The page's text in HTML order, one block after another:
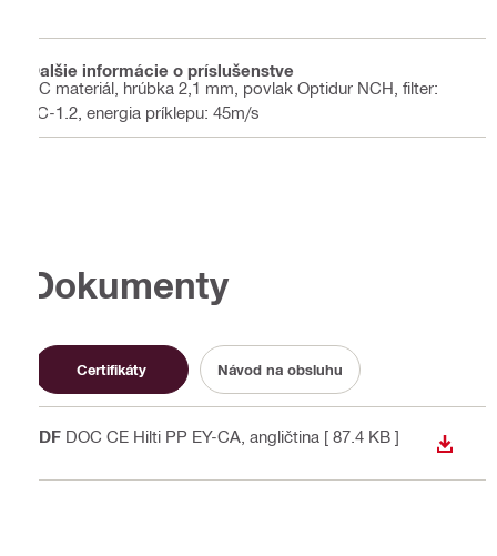
Ďalšie informácie o príslušenstve
PC materiál, hrúbka 2,1 mm, povlak Optidur NCH, filter:
2C-1.2, energia príklepu: 45m/s
Dokumenty
Certifikáty Návod na obsluhu
PDF DOC CE Hilti PP EY-CA , angličtina [ 87.4 KB ]